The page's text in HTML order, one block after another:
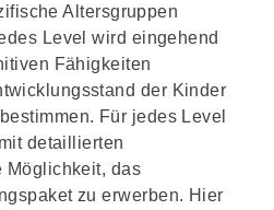
Altersgruppen
Level wird eingehend
Fähigkeiten
der Kinder
Für jedes Level
detaillierten
Möglichkeit, das
zu erwerben. Hier